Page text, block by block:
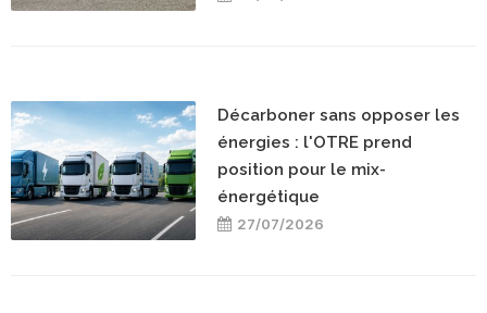
Décarboner sans opposer les
énergies : l'OTRE prend
position pour le mix-
énergétique
27/07/2026